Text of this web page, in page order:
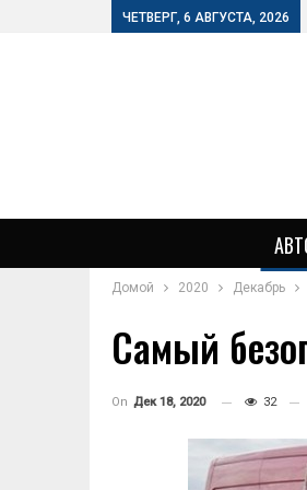
ЧЕТВЕРГ, 6 АВГУСТА, 2026
Домой 2020 Декабрь
Самый
On Дек 18, 2020 32